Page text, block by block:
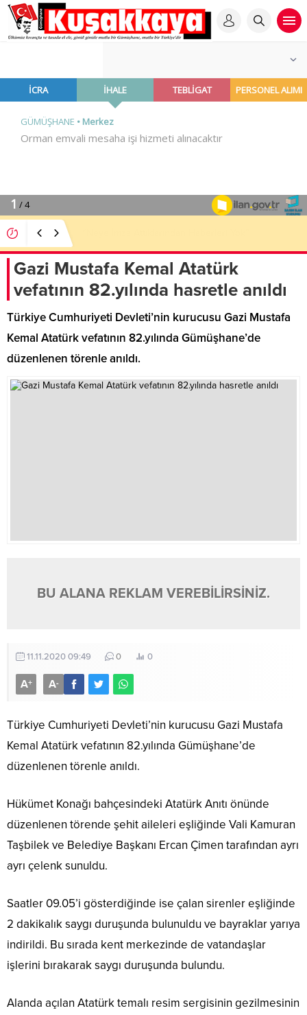
Gazi Mustafa Kemal Atatürk
vefatının 82.yılında hasretle anıldı
Türkiye Cumhuriyeti Devleti’nin kurucusu Gazi Mustafa
Kemal Atatürk vefatının 82.yılında Gümüşhane’de
düzenlenen törenle anıldı.
BU ALANA REKLAM VEREBİLİRSİNİZ.
11.11.2020 09:49 0 0
A+ A-
Türkiye Cumhuriyeti Devleti’nin kurucusu Gazi Mustafa
Kemal Atatürk vefatının 82.yılında Gümüşhane’de
düzenlenen törenle anıldı.
Hükümet Konağı bahçesindeki Atatürk Anıtı önünde
düzenlenen törende şehit aileleri eşliğinde Vali Kamuran
Taşbilek ve Belediye Başkanı Ercan Çimen tarafından ayrı
ayrı çelenk sunuldu.
Saatler 09.05’i gösterdiğinde ise çalan sirenler eşliğinde
2 dakikalık saygı duruşunda bulunuldu ve bayraklar yarıya
indirildi. Bu sırada kent merkezinde de vatandaşlar
işlerini bırakarak saygı duruşunda bulundu.
Alanda açılan Atatürk temalı resim sergisinin gezilmesinin